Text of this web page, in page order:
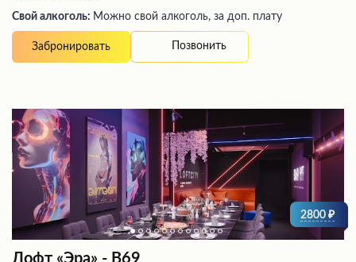
Свой алкоголь: Можно свой алкоголь, за доп. плату
Забронировать Позвонить
2800
Лофт «Эра» - В69